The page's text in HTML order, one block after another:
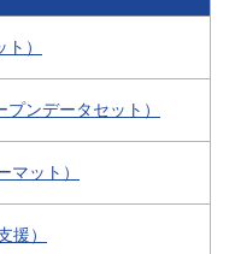
）
ンデータセット）
ット）
援）